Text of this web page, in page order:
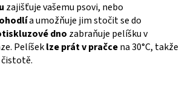
zajišťuje vašemu psovi, nebo
a umožňuje jim stočit se do
dno zabraňuje pelíšku v
Pelíšeklze prát v pračcena 30°C, takže
čistotě.